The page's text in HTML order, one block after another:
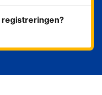
registreringen?